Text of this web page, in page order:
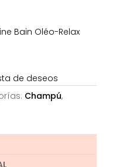
es:
20,72€.
Bain Oléo-Relax
de deseos
Champú,